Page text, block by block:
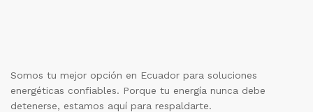
Somos tu mejor opción en Ecuador para soluciones
energéticas confiables. Porque tu energía nunca debe
detenerse, estamos aquí para respaldarte.